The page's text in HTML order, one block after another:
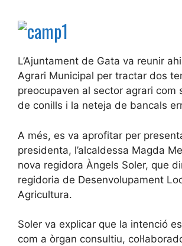
L’Ajuntament de Gata va reunir
Agrari Municipal per tractar dos
preocupaven al sector agrari com
de conills i la neteja de bancals
A més, es va aprofitar per
presidenta, l’alcaldessa Magda
nova regidora Àngels Soler, que
regidoria de Desenvolupament
Agricultura.
Soler va explicar que la intenció
com a òrgan consultiu,